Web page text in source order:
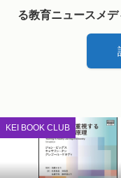
る教育ニュースメデ
KEI BOOK CLUB